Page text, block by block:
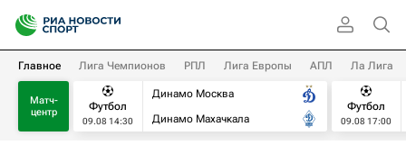
Главное Лига Чемпионов РПЛ Лига Европы АПЛ Ла Лига
Матч-
центр
Футбол
09.08 14:30
Динамо Москва
Динамо Махачкала
Футбол
09.08 17:00